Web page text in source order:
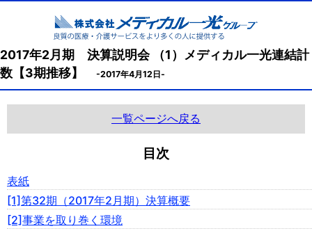
2017年2月期 決算説明会 （1）メディカル一光連結計
数【3期推移】
-2017年4月12日-
一覧ページへ戻る
目次
表紙
[1]第32期（2017年2月期）決算概要
[2]事業を取り巻く環境